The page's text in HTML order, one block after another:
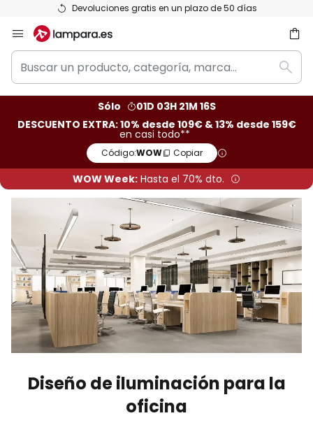
25 años de experiencia
al
contenido
Buscar
un
producto,
marca...
Sólo
01D 03H 21M 15S
DESCUENTO EXTRA: 10% desde 109€ & 13% desde 159€
en casi todo**
Código:WOW Copiar
WOW Week: Hasta el 70% dto.
Diseño de iluminación para la
oficina